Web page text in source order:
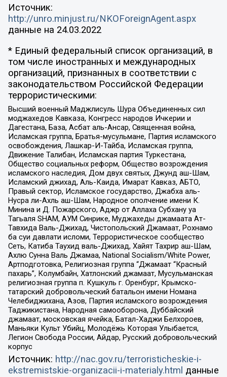
Источник:
http://unro.minjust.ru/NKOForeignAgent.aspx
данные на 24.03.2022
* Единый федеральный список организаций, в
том числе иностранных и международных
организаций, признанных в соответствии с
законодательством Российской Федерации
террористическими:
Высший военный Маджлисуль Шура Объединенных сил
моджахедов Кавказа, Конгресс народов Ичкерии и
Дагестана, База, Асбат аль-Ансар, Священная война,
Исламская группа, Братья-мусульмане, Партия исламского
освобождения, Лашкар-И-Тайба, Исламская группа,
Движение Талибан, Исламская партия Туркестана,
Общество социальных реформ, Общество возрождения
исламского наследия, Дом двух святых, Джунд аш-Шам,
Исламский джихад, Аль-Каида, Имарат Кавказ, АБТО,
Правый сектор, Исламское государство, Джабха аль-
Нусра ли-Ахль аш-Шам, Народное ополчение имени К.
Минина и Д. Пожарского, Аджр от Аллаха Субхану уа
Тагьаля SHAM, АУМ Синрике, Муджахеды джамаата Ат-
Тавхида Валь-Джихад, Чистопольский Джамаат, Рохнамо
ба суи давлати исломи, Террористическое сообщество
Сеть, Катиба Таухид валь-Джихад, Хайят Тахрир аш-Шам,
Ахлю Сунна Валь Джамаа, National Socialism/White Power,
Артподготовка, Религиозная группа “Джамаат “Красный
пахарь”, Колумбайн, Хатлонский джамаат, Мусульманская
религиозная группа п. Кушкуль г. Оренбург, Крымско-
татарский добровольческий батальон имени Номана
Челебиджихана, Азов, Партия исламского возрождения
Таджикистана, Народная самооборона, Дуббайский
джамаат, московская ячейка, Батал-Хаджи Белхороев,
Маньяки Культ Убийц, Молодёжь Которая Улыбается,
Легион Свобода России, Айдар, Русский добровольческий
корпус
Источник: http://nac.gov.ru/terroristicheskie-i-
ekstremistskie-organizacii-i-materialy.html данные